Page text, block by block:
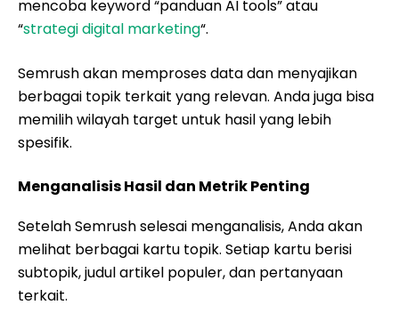
mencoba keyword “panduan AI tools” atau
“strategi digital marketing“.
Semrush akan memproses data dan menyajikan
berbagai topik terkait yang relevan. Anda juga bisa
memilih wilayah target untuk hasil yang lebih
spesifik.
Menganalisis Hasil dan Metrik Penting
Setelah Semrush selesai menganalisis, Anda akan
melihat berbagai kartu topik. Setiap kartu berisi
subtopik, judul artikel populer, dan pertanyaan
terkait.